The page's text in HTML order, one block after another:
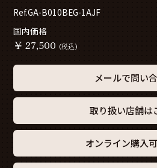
Ref.GA-B010BEG-1AJF
国内価格
￥ 27,500 (税込)
メールで問い
取り扱い店舗は
オンライン購入